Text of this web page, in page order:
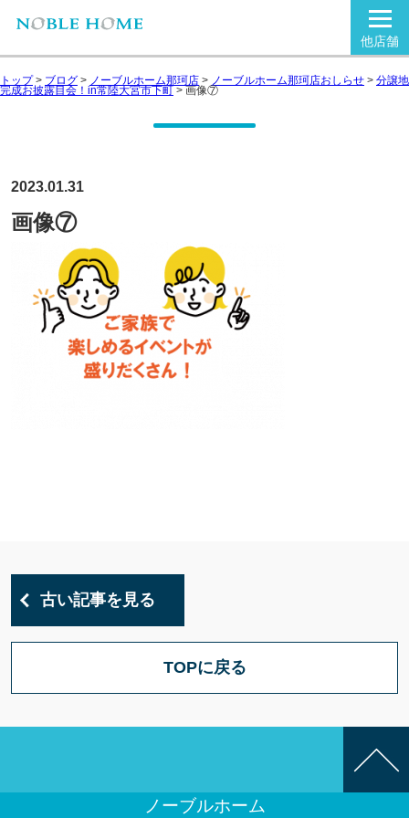
他店舗
トップ> ブログ > ノーブルホーム那珂店 > ノーブルホーム那珂店おしらせ > 分譲地
完成お披露目会！in常陸大宮市下町 > 画像⑦
2023.01.31
画像⑦
古い記事を見る
TOPに戻る
ノーブルホーム